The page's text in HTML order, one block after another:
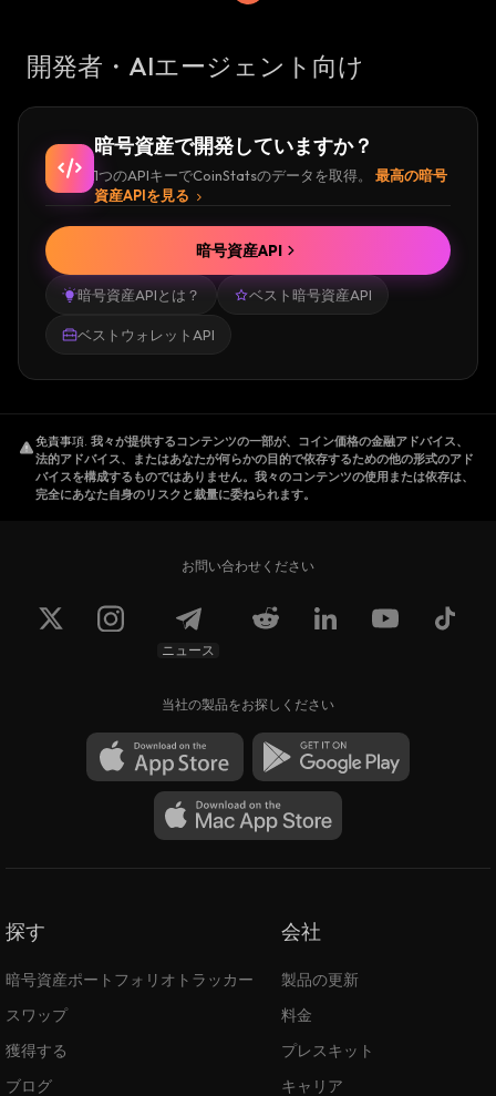
開発者・AIエージェント向け
暗号資産で開発していますか？
1つのAPIキーでCoinStatsのデータを取得。
最高の暗号
資産APIを見る
暗号資産APIとは？ ベスト暗号資産API
ベストウォレットAPI
暗号資産API
免責事項. 我々が提供するコンテンツの一部が、コイン価格の金融アドバイス、
法的アドバイス、またはあなたが何らかの目的で依存するための他の形式のアド
バイスを構成するものではありません。我々のコンテンツの使用または依存は、
完全にあなた自身のリスクと裁量に委ねられます。
お問い合わせください
ニュース
当社の製品をお探しください
探す
暗号資産ポートフォリオトラッカー
スワップ
獲得する
ブログ
会社
製品の更新
料金
プレスキット
キャリア